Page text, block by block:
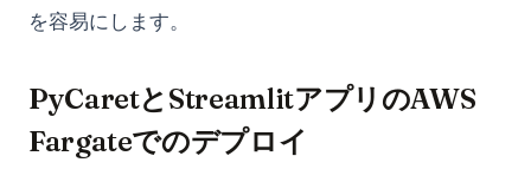
を容易にします。
PyCaretとStreamlitアプリのAWS
Fargateでのデプロイ